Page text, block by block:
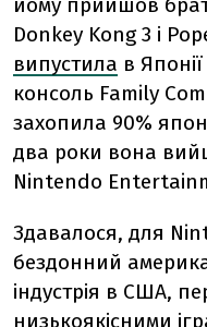
йому прийшов
Donkey Kong 3 і
випустила в
консоль Family
захопила 90%
два роки вона
Nintendo
Здавалося, для
бездонний
індустрія в США,
низькоякісними